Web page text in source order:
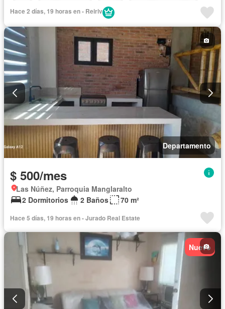
Parrilla
Solo familias
Completamente amoblado
Hace 2 días, 19 horas en - Reiriv
Departamento
$ 500/mes
Las Núñez, Parroquia Manglaralto
2 Dormitorios
2 Baños 70 m²
Hace 5 días, 19 horas en - Jurado Real Estate
Nuevo